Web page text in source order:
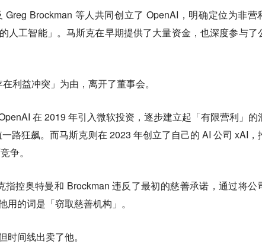
Brockman 等人共同创立了 OpenAI，明确定位为非营
人工智能」。马斯克在早期提供了大量资金，也深度参与了
利益冲突」为由，离开了董事会。
在 2019 年引入微软投资，逐步建立起「有限营利」的
路狂飙。而马斯克则在 2023 年创立了自己的 AI 公司 xAI，
争。
控奥特曼和 Brockman 违反了最初的慈善承诺，通过将公
的词是「窃取慈善机构」。
间线出卖了他。